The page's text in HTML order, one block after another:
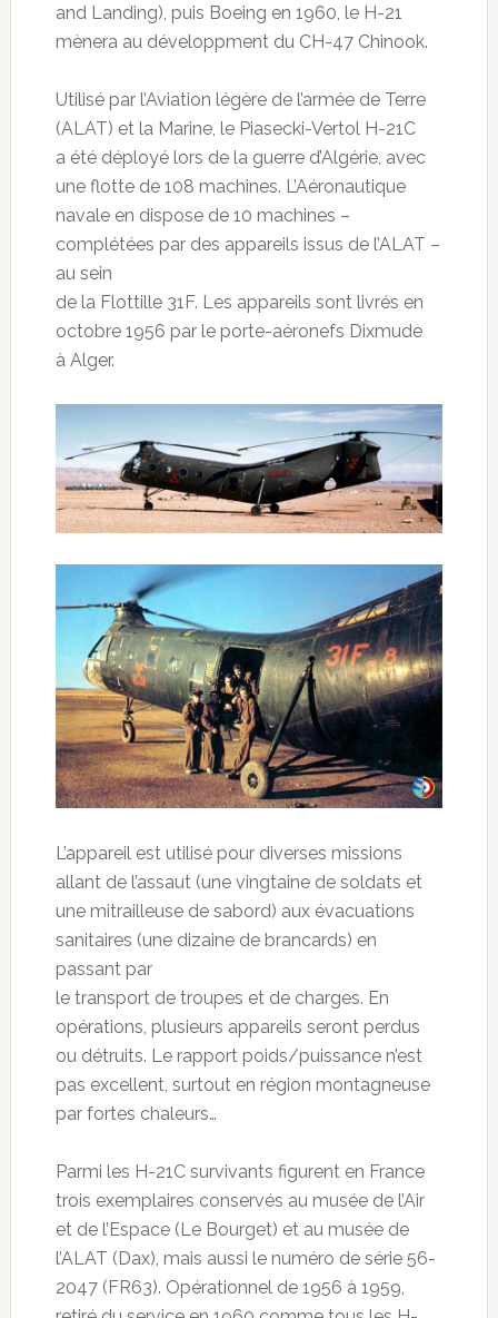
and Landing), puis Boeing en 1960, le H-21
mènera au développment du CH-47 Chinook.
Utilisé par l’Aviation légère de l’armée de Terre
(ALAT) et la Marine, le Piasecki-Vertol H-21C
a été déployé lors de la guerre d’Algérie, avec
une flotte de 108 machines. L’Aéronautique
navale en dispose de 10 machines –
complétées par des appareils issus de l’ALAT –
au sein
de la Flottille 31F. Les appareils sont livrés en
octobre 1956 par le porte-aéronefs Dixmude
à Alger.
L’appareil est utilisé pour diverses missions
allant de l’assaut (une vingtaine de soldats et
une mitrailleuse de sabord) aux évacuations
sanitaires (une dizaine de brancards) en
passant par
le transport de troupes et de charges. En
opérations, plusieurs appareils seront perdus
ou détruits. Le rapport poids/puissance n’est
pas excellent, surtout en région montagneuse
par fortes chaleurs…
Parmi les H-21C survivants figurent en France
trois exemplaires conservés au musée de l’Air
et de l’Espace (Le Bourget) et au musée de
l’ALAT (Dax), mais aussi le numéro de série 56-
2047 (FR63). Opérationnel de 1956 à 1959,